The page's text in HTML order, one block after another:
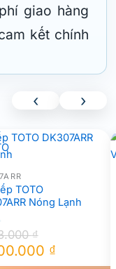
giao hàng
kết chính
‹ ›
TOTO
Nóng Lạnh
₫
₫